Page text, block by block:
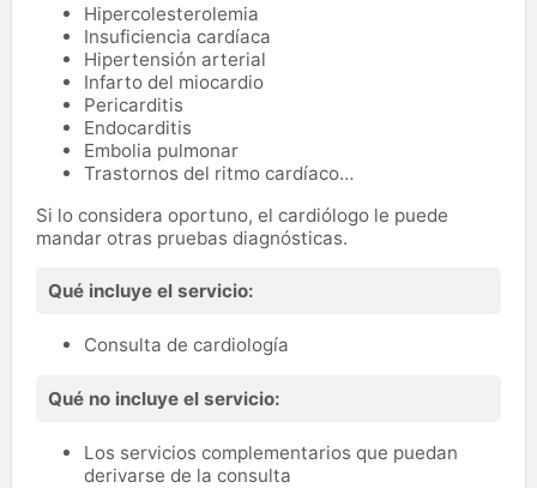
Hipercolesterolemia
Insuficiencia cardíaca
Hipertensión arterial
Infarto del miocardio
Pericarditis
Endocarditis
Embolia pulmonar
Trastornos del ritmo cardíaco…
Si lo considera oportuno, el cardiólogo le puede
mandar otras pruebas diagnósticas.
Qué incluye el servicio:
Consulta de cardiología
Qué no incluye el servicio:
Los servicios complementarios que puedan
derivarse de la consulta